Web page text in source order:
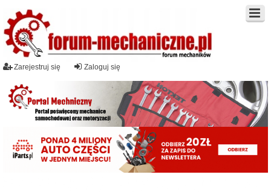
Zaloguj się
Zarejestruj się